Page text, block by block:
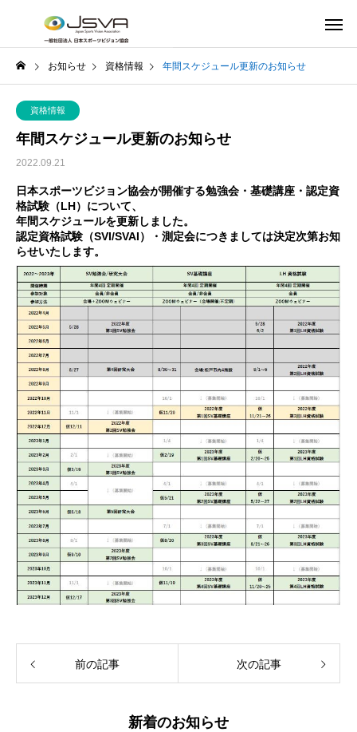
お知らせ 資格情報 年間スケジュール更新のお知らせ
資格情報
年間スケジュール更新のお知らせ
2022.09.21
日本スポーツビジョン協会が開催する勉強会・基礎講座・認定資
格試験（LH）について、
年間スケジュールを更新しました。
認定資格試験（SVI/SVAI）・測定会につきましては決定次第お知
らせいたします。
前の記事 次の記事
新着のお知らせ